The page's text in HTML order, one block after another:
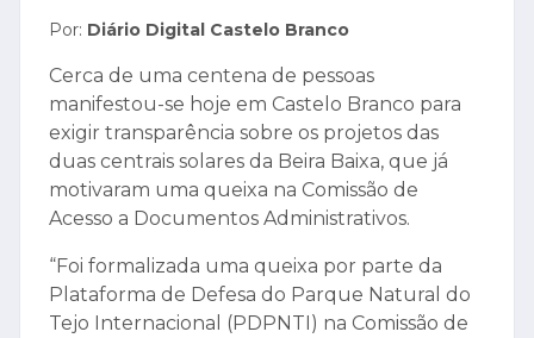
Por: Diário Digital Castelo Branco
Cerca de uma centena de pessoas
manifestou-se hoje em Castelo Branco para
exigir transparência sobre os projetos das
duas centrais solares da Beira Baixa, que já
motivaram uma queixa na Comissão de
Acesso a Documentos Administrativos.
“Foi formalizada uma queixa por parte da
Plataforma de Defesa do Parque Natural do
Tejo Internacional (PDPNTI) na Comissão de